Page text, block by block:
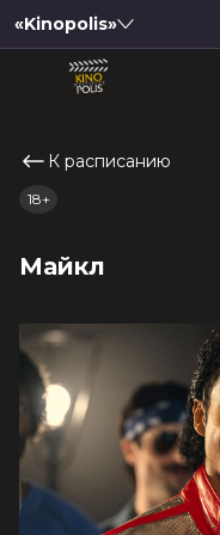
«Kinopolis»
К расписанию
Майкл
18+